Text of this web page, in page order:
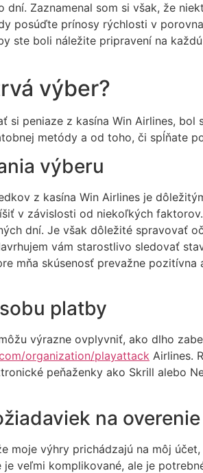
Zaznamenal som si však, že
posúďte prínosy rýchlosti v
ste boli náležite pripravení na
výber?
si peniaze z kasína Win Airlines,
metódy a od toho, či spĺňate
výberu
z kasína Win Airlines je
v závislosti od niekoľkých
dní. Je však dôležité spravovať
vám starostlivo sledovať
mňa skúsenosť prevažne
platby
výrazne ovplyvniť, ako dlho
organization/playattack Airlines.
peňaženky ako Skrill alebo
na overenie
moje výhry prichádzajú na môj
veľmi komplikované, ale je